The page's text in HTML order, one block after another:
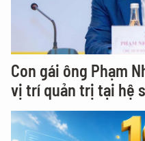
Con gái ông Phạm
vị trí quản trị tại hệ